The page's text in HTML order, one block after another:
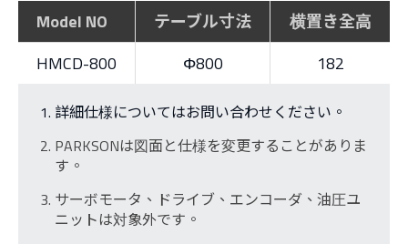
Model NO テーブル寸法
横置き全高
HMCD-800
Φ800 182
詳細仕様についてはお問い合わせください。
PARKSONは図面と仕様を変更することがありま
す。
サーボモータ、ドライブ、エンコーダ、油圧ユ
ニットは対象外です。